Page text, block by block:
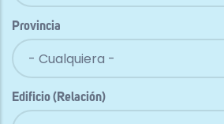
Provincia
Edificio (Relación)